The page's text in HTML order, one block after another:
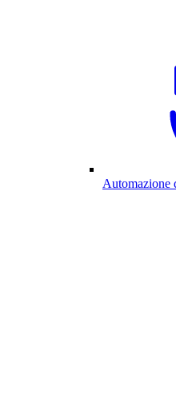
Automazione